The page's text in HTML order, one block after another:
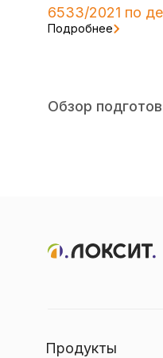
6533/2021 по
Подробнее
Обзор
Продукты